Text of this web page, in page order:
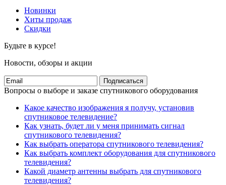
Новинки
Хиты продаж
Скидки
Будьте в курсе!
Новости, обзоры и акции
Подписаться
Вопросы о выборе и заказе спутникового оборудования
Какое качество изображения я получу, установив
спутниковое телевидение?
Как узнать, будет ли у меня принимать сигнал
спутникового телевидения?
Как выбрать оператора спутникового телевидения?
Как выбрать комплект оборудования для спутникового
телевидения?
Какой диаметр антенны выбрать для спутникового
телевидения?